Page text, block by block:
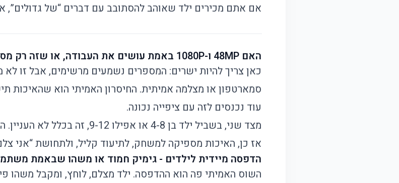
אם אתם מכירים ילד שאוהב להסתובב עם דברים “של גדולים”,
האם 48MP ו-1080P באמת עושים את העבודה, או שזה רק מספר יפה?
כאן צריך להיות ישרים: המספרים נשמעים מרשימים, אבל זו
סמארטפון או מצלמה אמיתית. החיסרון האמיתי הוא שהאיכות
עוד נכנסים לזה עם ציפייה נכונה.
מצד שני, בשביל ילד בן 4-8 או אפילו 9-12, זה בכלל לא העניין. הם מחפשים
אז כן, האיכות מספיקה למשחק, לתיעוד קליל, ולתחושת “אני
הדפסה מיידית לילדים - גימיק חמוד או משהו שבאמת
השוס האמיתי פה הוא ההדפסה. ילד מצלם, לוחץ, ומקבל משהו